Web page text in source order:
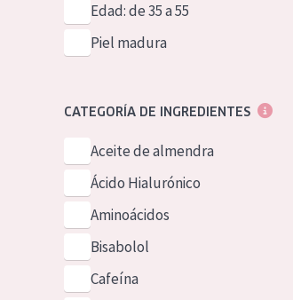
Edad: de 35 a 55
Piel madura
CATEGORÍA DE INGREDIENTES
Aceite de almendra
Ácido Hialurónico
Aminoácidos
Bisabolol
Cafeína